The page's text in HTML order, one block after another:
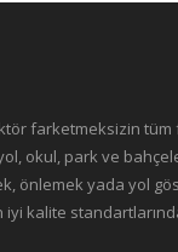
farketmeksizin
okul, park ve
önlemek yada yol
iyi kalite